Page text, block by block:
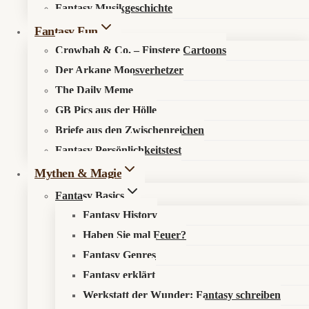
Fantasy Musikgeschichte
Fantasy Fun
Crowbah & Co. – Finstere Cartoons
Der Arkane Moosverhetzer
The Daily Meme
GB Pics aus der Hölle
Briefe aus den Zwischenreichen
Fantasy Persönlichkeitstest
Mythen & Magie
Fantasy Basics
Fantasy History
Haben Sie mal Feuer?
Fantasy Genres
Fantasy erklärt
Werkstatt der Wunder: Fantasy schreiben
Search in content
Dragon Ball Xenoverse 3: Die
Power Fantasy schreit wieder
Freundschaft macht Einschlagskrater
Dragon Ball Xenoverse 3wurde beim Summer Game Fest